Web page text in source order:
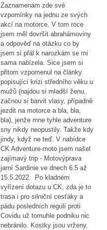
Zaznamenám zde své
vzpomínky na jednu ze svých
akcí na motorce. V tom roce
jsem měl dovršit abrahámoviny
a odpověď na otázku co by
jsem si přál k narozkám se mi
sama nabízela. Sice jsem si
přitom vzpomenul na články
popisující krizi středního věku u
mužů (najdou si mladší ženu,
začnou si barvit vlasy, případně
jezdit na motorce a bla, bla,
bla), jenže mne tyhle adventure
sny nikdy neopustily. Takže kdy
jindy, když ne teď. V nabídce
CK Adventure-moto jsem našel
zajímavý trip - Motovýprava
jarní Sardinie ve dnech 6.5 až
15.5.2022. Po kladném
vyřízení dotazu u CK, zda je to
trasa i pro silniční cesťáky a
pádu posledních regulí proti
Covidu už tomuhle podniku nic
nebránilo. Kostky jsou vrženy.